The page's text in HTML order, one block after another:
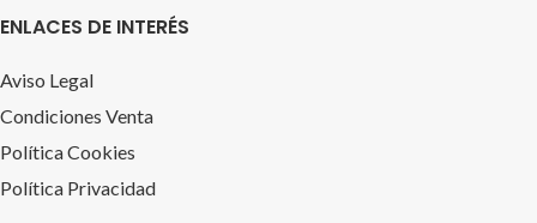
ENLACES DE INTERÉS
Aviso Legal
Condiciones Venta
Política Cookies
Política Privacidad